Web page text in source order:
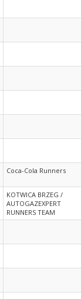
Coca-Cola Runners
KOTWICA BRZEG /
AUTOGAZEXPERT
RUNNERS TEAM